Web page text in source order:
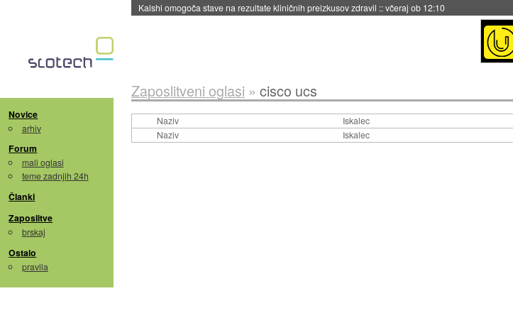
Kalshi omogoča stave na rezultate kliničnih preizkusov zdravil ::včeraj ob 12:10
Novice
arhiv
Forum
mali oglasi
teme zadnjih 24h
Članki
Zaposlitve
brskaj
Ostalo
pravila
Zaposlitveni oglasi » cisco ucs
Naziv Iskalec
Naziv
Iskalec